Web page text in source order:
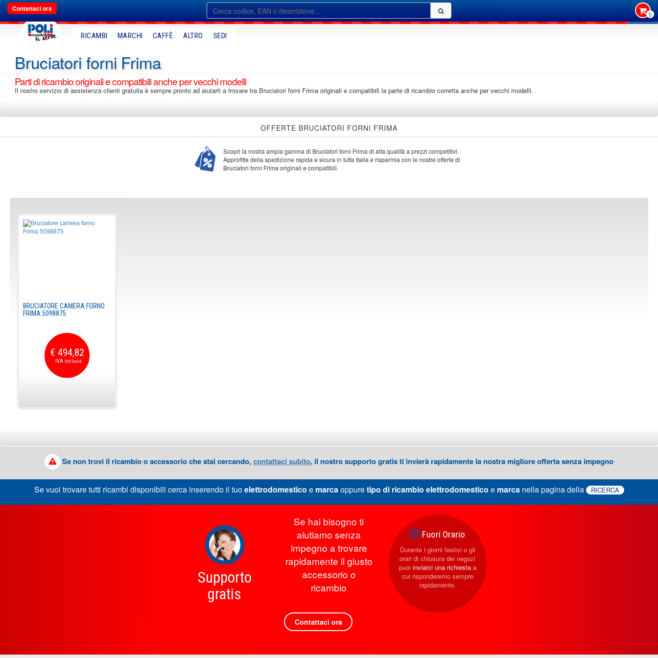
Contattaci ora
0
RICAMBI MARCHI CAFFÈ ALTRO SEDI
Bruciatori forni Frima
Parti di ricambio originali e compatibili anche per vecchi modelli
Il nostro servizio di assistenza clienti gratuita è sempre pronto ad aiutarti a trovare tra Bruciatori forni Frima originali e compatibili la parte di ricambio corretta anche per vecchi modelli.
OFFERTE BRUCIATORI FORNI FRIMA
Scopri la nostra ampia gamma di Bruciatori forni Frima di alta qualità a prezzi competitivi.
Approfitta della spedizione rapida e sicura in tutta Italia e risparmia con le nostre offerte di
Bruciatori forni Frima originali e compatibili.
BRUCIATORE CAMERA FORNO
FRIMA 5098875
€ 494,82
Se non trovi il ricambio o accessorio che stai cercando,contattaci subito, il nostro supporto gratis ti invierà rapidamente la nostra migliore offerta senza impegno
Se vuoi trovare tutti ricambi disponibili cerca inserendo il tuoelettrodomestico e marcaoppuretipo di ricambio elettrodomestico e marcanella pagina della RICERCA
Supporto
gratis
Se hai bisogno ti
aiutiamo senza
impegno a trovare
rapidamente il giusto
accessorio o
ricambio
Contattaci ora
Fuori Orario
Durante i giorni festivi o gli
orari di chiusura dei negozi
puoi inviarci una richiestaa
cui risponderemo sempre
rapidamente.